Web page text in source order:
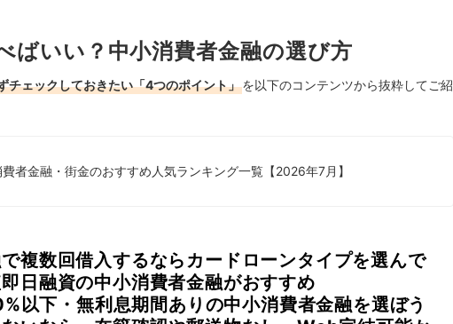
ばいい？中小消費者金融の選び方
チェックしておきたい「4つのポイント」を以下のコンテンツから抜粋してご紹
費者金融・街金のおすすめ人気ランキング一覧【2026年7月】
複数回借入するならカードローンタイプを選んで
日融資の中小消費者金融がおすすめ
下・無利息期間ありの中小消費者金融を選ぼう